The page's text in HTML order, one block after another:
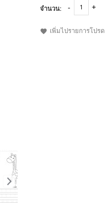
จำนวน:
เพิ่มไปรายการโปรด